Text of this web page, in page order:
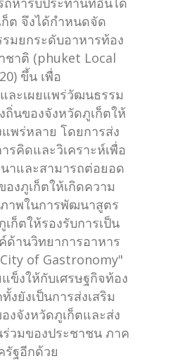
ก็ต จึงได้กำหนดจัด
มยกระดับอาหารท้อง
ชาติ (phuket Local
ขึ้น เพื่อ
ละเผยแพร่วัฒนธรรม
ถิ่นของจังหวัดภูเก็ตให้
พร่หลาย โดยการส่ง
รคิดและวิเคราะห์เพื่อ
าและสามารถต่อยอด
งภูเก็ตให้เกิดความ
าพในการพัฒนาสูตร
ก็ตให้รองรับการเป็น
ด้านวิทยาการอาหาร
of Gastronomy"
ข็งให้กับเศรษฐกิจท้อง
งยังเป็นการส่งเสริม
งจังหวัดภูเก็ตและส่ง
ร่วมของประชาชน ภาค
รัฐอีกด้วย